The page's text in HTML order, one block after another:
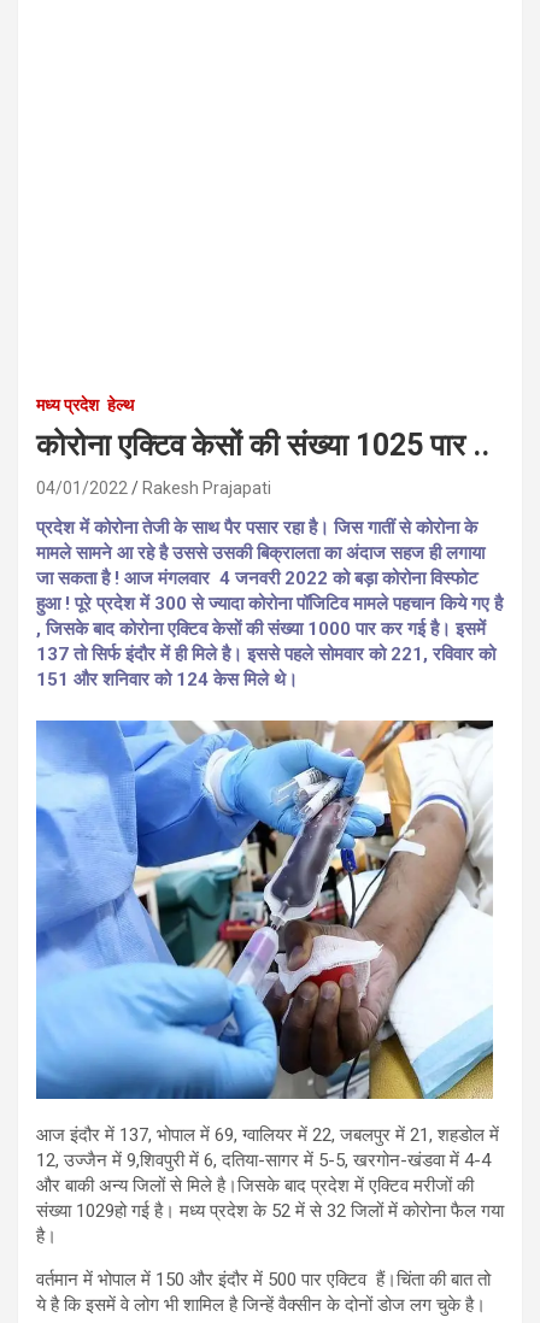
मध्य प्रदेश हेल्थ
कोरोना एक्टिव केसों की संख्या 1025 पार ..
04/01/2022 Rakesh Prajapati
प्रदेश में कोरोना तेजी के साथ पैर पसार रहा है। जिस गातीं से कोरोना के
मामले सामने आ रहे है उससे उसकी बिक्रालता का अंदाज सहज ही लगाया
जा सकता है ! आज मंगलवार 4 जनवरी 2022 को बड़ा कोरोना विस्फोट
हुआ ! पूरे प्रदेश में 300 से ज्यादा कोरोना पॉजिटिव मामले पहचान किये गए है
, जिसके बाद कोरोना एक्टिव केसों की संख्या 1000 पार कर गई है। इसमें
137 तो सिर्फ इंदौर में ही मिले है। इससे पहले सोमवार को 221, रविवार को
151 और शनिवार को 124 केस मिले थे।
आज इंदौर में 137, भोपाल में 69, ग्वालियर में 22, जबलपुर में 21, शहडोल में
12, उज्जैन में 9,शिवपुरी में 6, दतिया-सागर में 5-5, खरगोन-खंडवा में 4-4
और बाकी अन्य जिलों से मिले है।जिसके बाद प्रदेश में एक्टिव मरीजों की
संख्या 1029हो गई है। मध्य प्रदेश के 52 में से 32 जिलों में कोरोना फैल गया
है।
वर्तमान में भोपाल में 150 और इंदौर में 500 पार एक्टिव हैं।चिंता की बात तो
ये है कि इसमें वे लोग भी शामिल है जिन्हें वैक्सीन के दोनों डोज लग चुके है।